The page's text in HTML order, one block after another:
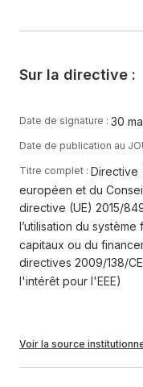
Sur la directive :
Date de signature : 30
Date de publication au
Titre complet : Directive
européen et du
directive (UE) 2015/
l’utilisation du
capitaux ou du
directives 2009/138/
l'intérêt pour l'EEE)
Voir la source